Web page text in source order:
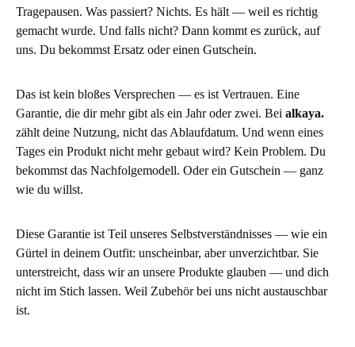
Tragepausen. Was passiert? Nichts. Es hält — weil es richtig
gemacht wurde. Und falls nicht? Dann kommt es zurück, auf
uns. Du bekommst Ersatz oder einen Gutschein.
Das ist kein bloßes Versprechen — es ist Vertrauen. Eine
Garantie, die dir mehr gibt als ein Jahr oder zwei. Bei alkaya.
zählt deine Nutzung, nicht das Ablaufdatum. Und wenn eines
Tages ein Produkt nicht mehr gebaut wird? Kein Problem. Du
bekommst das Nachfolgemodell. Oder ein Gutschein — ganz
wie du willst.
Diese Garantie ist Teil unseres Selbstverständnisses — wie ein
Gürtel in deinem Outfit: unscheinbar, aber unverzichtbar. Sie
unterstreicht, dass wir an unsere Produkte glauben — und dich
nicht im Stich lassen. Weil Zubehör bei uns nicht austauschbar
ist.